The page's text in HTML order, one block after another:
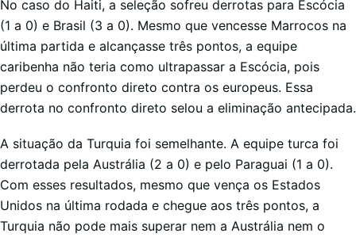
No caso do Haiti, a seleção sofreu derrotas para Escócia
(1 a 0) e Brasil (3 a 0). Mesmo que vencesse Marrocos na
última partida e alcançasse três pontos, a equipe
caribenha não teria como ultrapassar a Escócia, pois
perdeu o confronto direto contra os europeus. Essa
derrota no confronto direto selou a eliminação antecipada.
A situação da Turquia foi semelhante. A equipe turca foi
derrotada pela Austrália (2 a 0) e pelo Paraguai (1 a 0).
Com esses resultados, mesmo que vença os Estados
Unidos na última rodada e chegue aos três pontos, a
Turquia não pode mais superar nem a Austrália nem o